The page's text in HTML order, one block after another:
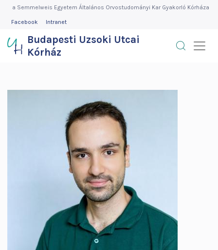
Budapesti
Uzsoki
Utcai
Ugrása Semmelweis Egyetem Általános Orvostudományi Kar Gyakorló Kórháza
MENÜ
Facebook Intranet
Budapesti Uzsoki Utcai
Kórház